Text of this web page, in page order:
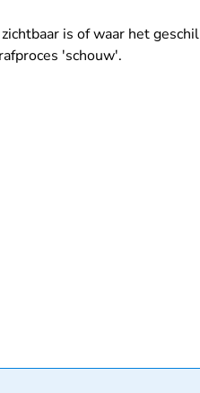
is of waar het geschil
'schouw'.